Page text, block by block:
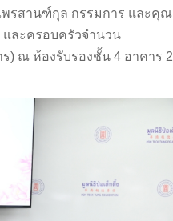
รสานฑ์กุล กรรมการ และคุณ
ละครอบครัวจำนวน
) ณ ห้องรับรองชั้น 4 อาคาร 2